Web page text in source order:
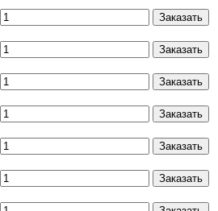
Заказать
Заказать
Заказать
Заказать
Заказать
Заказать